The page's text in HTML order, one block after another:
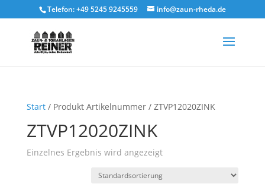
Telefon: +49 5245 9245559 info@zaun-rheda.de
Start/ Produkt Artikelnummer / ZTVP12020ZINK
ZTVP12020ZINK
Einzelnes Ergebnis wird angezeigt